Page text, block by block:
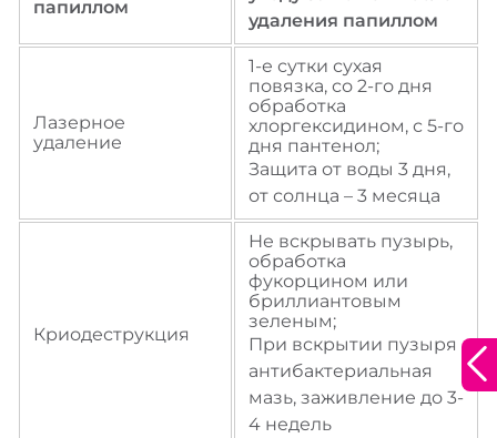
папиллом
удаления папиллом
Лазерное
удаление
1-е сутки сухая
повязка, со 2-го дня
обработка
хлоргексидином, с 5-го
дня пантенол;
Защита от воды 3 дня,
от солнца – 3 месяца
Криодеструкция
Не вскрывать пузырь,
обработка
фукорцином или
бриллиантовым
зеленым;
При вскрытии пузыря
антибактериальная
мазь, заживление до 3-
4 недель
Благодарим за оставленную заявку!
Наши специалисты свяжутся с вами в
ближайшее время.
Широкий выбор
аптечных сетей